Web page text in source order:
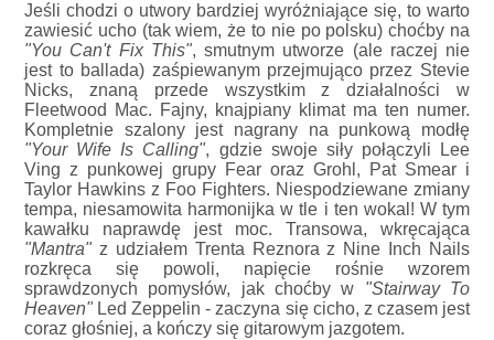
Jeśli chodzi o utwory bardziej wyróżniające się, to warto
zawiesić ucho (tak wiem, że to nie po polsku) choćby na
"You Can't Fix This", smutnym utworze (ale raczej nie
jest to ballada) zaśpiewanym przejmująco przez Stevie
Nicks, znaną przede wszystkim z działalności w
Fleetwood Mac. Fajny, knajpiany klimat ma ten numer.
Kompletnie szalony jest nagrany na punkową modłę
"Your Wife Is Calling", gdzie swoje siły połączyli Lee
Ving z punkowej grupy Fear oraz Grohl, Pat Smear i
Taylor Hawkins z Foo Fighters. Niespodziewane zmiany
tempa, niesamowita harmonijka w tle i ten wokal! W tym
kawałku naprawdę jest moc. Transowa, wkręcająca
"Mantra"z udziałem Trenta Reznora z Nine Inch Nails
rozkręca się powoli, napięcie rośnie wzorem
sprawdzonych pomysłów, jak choćby w "Stairway To
Heaven"Led Zeppelin - zaczyna się cicho, z czasem jest
coraz głośniej, a kończy się gitarowym jazgotem.